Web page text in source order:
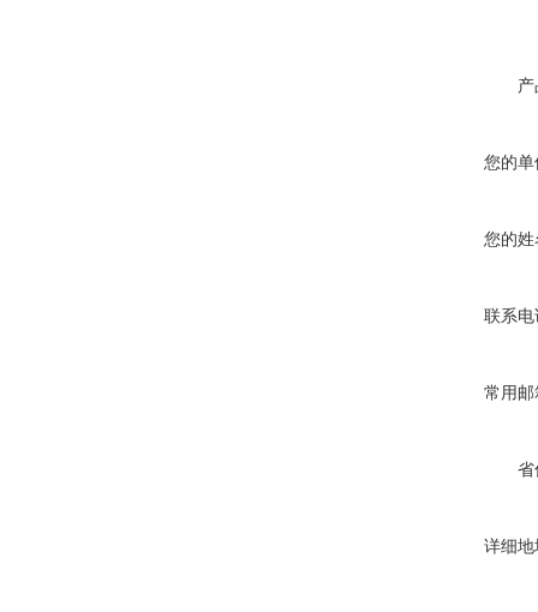
您的单
您的姓
联系电
常用邮
省
详细地